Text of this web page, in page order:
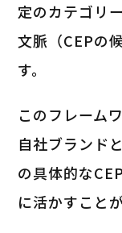
定のカテゴリ
文脈（CEPの
す。
このフレーム
自社ブランド
の具体的な
に活かすこと